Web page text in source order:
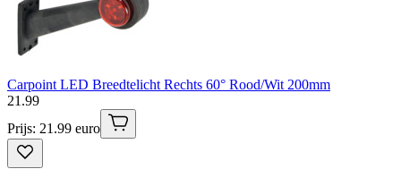
Carpoint LED Breedtelicht Rechts 60° Rood/Wit 200mm
21 .99
Prijs: 21.99 euro